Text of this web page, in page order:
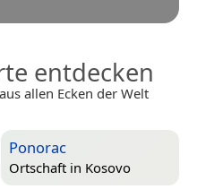
entdecken
allen Ecken der Welt
Ponorac
Ortschaft in Kosovo